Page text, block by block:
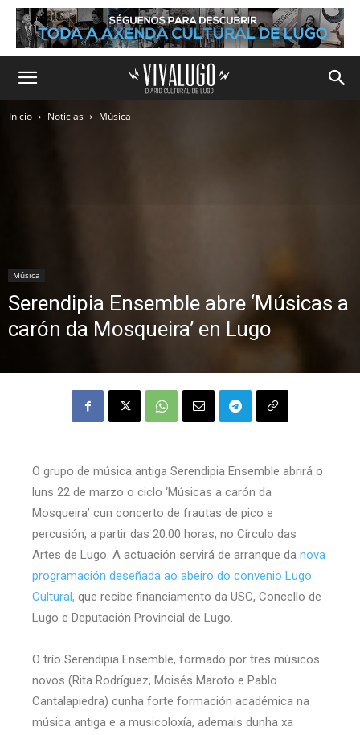
Inicio Noticias Música
Música
Serendipia Ensemble abre ‘Músicas a
carón da Mosqueira’ en Lugo
O grupo de música antiga Serendipia Ensemble abrirá o
luns 22 de marzo o ciclo ‘Músicas a carón da
Mosqueira’ cun concerto de frautas de pico e
percusión, a partir das 20.00 horas, no Círculo das
Artes de Lugo. A actuación servirá de arranque da nova
programación deseñada ao abeiro do convenio Lugo
Cultural, que recibe financiamento da USC, Concello de
Lugo e Deputación Provincial de Lugo.
O trío Serendipia Ensemble, formado por tres músicos
novos (Rita Rodríguez, Moisés Maroto e Pablo
Cantalapiedra) cunha forte formación académica na
música antiga e a musicoloxía, ademais dunha xa